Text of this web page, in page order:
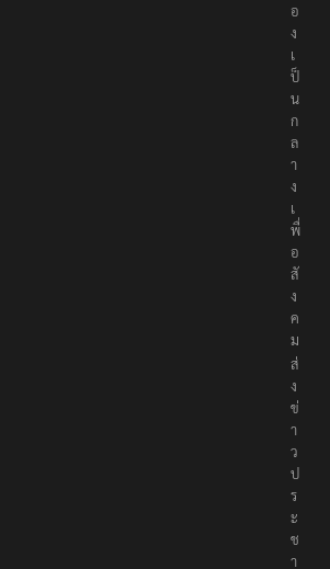
อ
ง
เ
ป็
น
ก
ล
า
ง
เ
พื่
อ
สั
ง
ค
ม
ส่
ง
ข่
า
ว
ป
ร
ะ
ช
า